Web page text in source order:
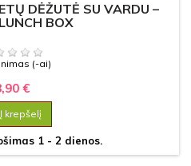
DĖŽUTĖ SU VARDU –
BOX
(-ai)
€
Į krepšelį
1 - 2 dienos.